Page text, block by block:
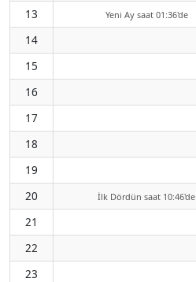
13 Yeni Ay saat 01:36'de
14
15
16
17
18
19
20 İlk Dördün saat 10:46'de
21
22
23